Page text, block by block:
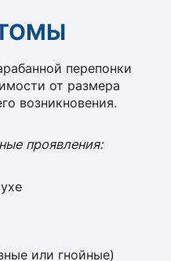
перепонки
от размера
возникновения.
проявления:
или гнойные)